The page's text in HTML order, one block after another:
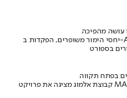
בספורט
בפתח תקווה
קבוצת אלמוג מציגה את פרויקט MALA: מגדלי הפרימיום האחרונים